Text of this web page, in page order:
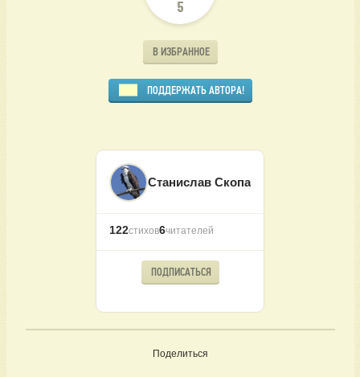
5
В ИЗБРАННОЕ
ПОДДЕРЖАТЬ АВТОРА!
Станислав Скопа
122стихов6читателей
ПОДПИСАТЬСЯ
Поделиться